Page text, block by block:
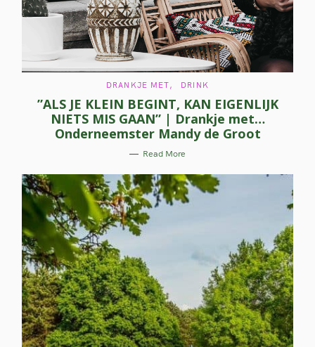
C
T
E
G
R
E
DRANKJE MET DRINK
”ALS JE KLEIN BEGINT, KAN EIGENLIJK
NIETS MIS GAAN” | Drankje met…
Onderneemster Mandy de Groot
Read More